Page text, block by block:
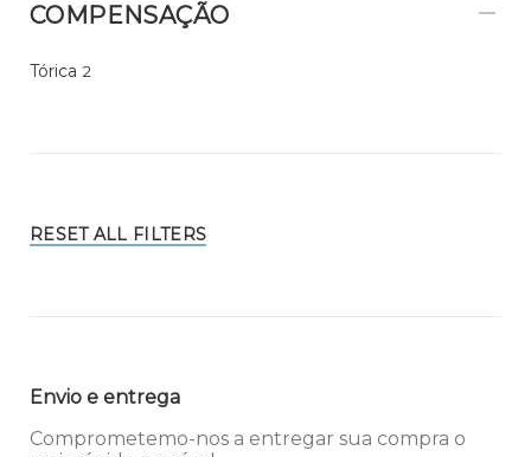
COMPENSAÇÃO
Tórica 2
RESET ALL FILTERS
Envio e entrega
Comprometemo-nos a entregar sua compra o